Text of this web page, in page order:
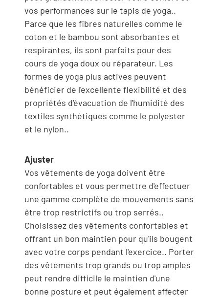
vos performances sur le tapis de yoga..
Parce que les fibres naturelles comme le
coton et le bambou sont absorbantes et
respirantes, ils sont parfaits pour des
cours de yoga doux ou réparateur. Les
formes de yoga plus actives peuvent
bénéficier de l'excellente flexibilité et des
propriétés d'évacuation de l'humidité des
textiles synthétiques comme le polyester
et le nylon..
Ajuster
Vos vêtements de yoga doivent être
confortables et vous permettre d'effectuer
une gamme complète de mouvements sans
être trop restrictifs ou trop serrés..
Choisissez des vêtements confortables et
offrant un bon maintien pour qu'ils bougent
avec votre corps pendant l'exercice.. Porter
des vêtements trop grands ou trop amples
peut rendre difficile le maintien d'une
bonne posture et peut également affecter